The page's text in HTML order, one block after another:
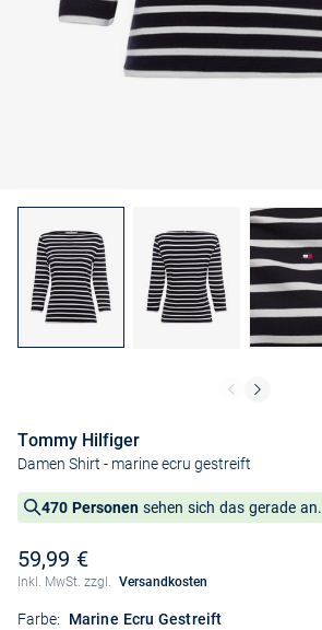
Tommy Hilfiger
Damen Shirt - marine ecru gestreift
470 Personen sehen sich das gerade an.
59,99 €
Inkl. MwSt. zzgl. Versandkosten
Farbe: Marine Ecru Gestreift